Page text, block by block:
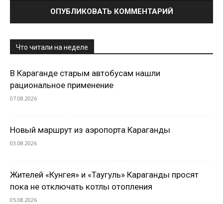
Что читали на неделе
В Караганде старым автобусам нашли
рациональное применение
07.08.2026
Новый маршрут из аэропорта Караганды
03.08.2026
Жителей «Кунгея» и «Таугуль» Караганды просят
пока не отключать котлы отопления
05.08.2026